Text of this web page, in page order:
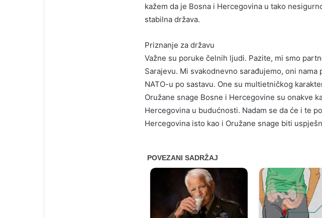
kažem da je Bosna i Hercegovina u tako
stabilna država.
Priznanje za državu
Važne su poruke čelnih ljudi. Pazite, mi smo
Sarajevu. Mi svakodnevno sarađujemo, oni
NATO-u po sastavu. One su multietničkog
Oružane snage Bosne i Hercegovine su onakve
Hercegovina u budućnosti. Nadam se da će i te
Hercegovina isto kao i Oružane snage biti